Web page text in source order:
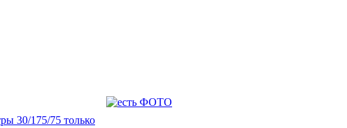
30/175/75 только